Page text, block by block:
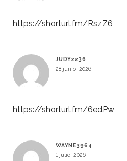
https://shorturl.fm/RszZ6
JUDY2236
28 junio, 2026
https://shorturl.fm/6edPw
WAYNE3964
1 julio, 2026